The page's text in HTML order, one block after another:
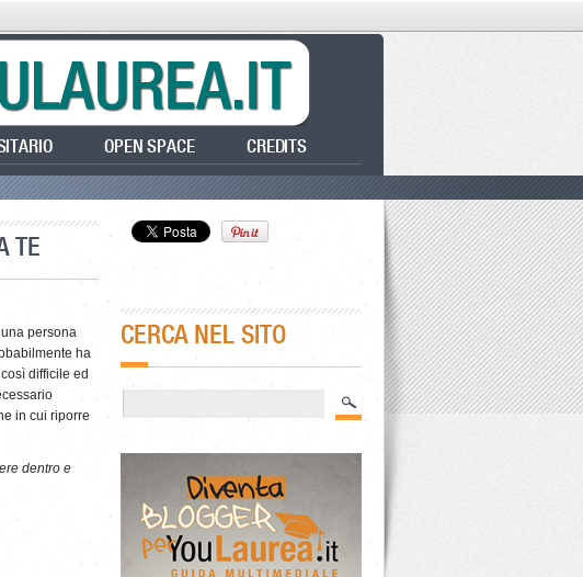
OPEN SPACE CREDITS
TE
persona
ha
difficile ed
in cui riporre
dentro e
CERCA NEL SITO